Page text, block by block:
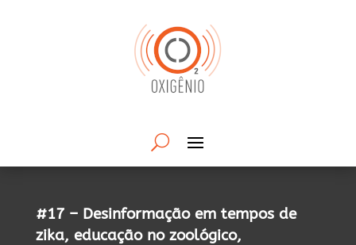
#17 – Desinformação em tempos de
zika, educação no zoológico,